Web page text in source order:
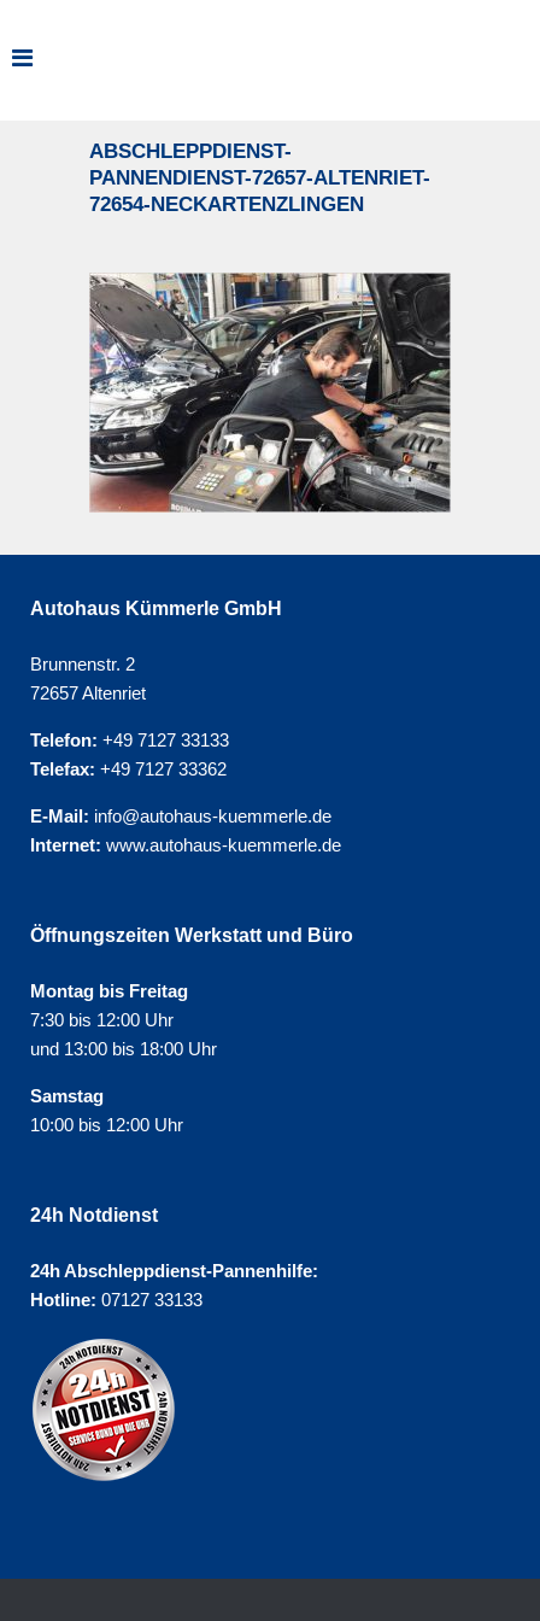
ABSCHLEPPDIENST-
PANNENDIENST-72657-ALTENRIET-
72654-NECKARTENZLINGEN
Autohaus Kümmerle GmbH
Brunnenstr. 2
72657 Altenriet
Telefon: +49 7127 33133
Telefax: +49 7127 33362
E-Mail: info@autohaus-kuemmerle.de
Internet: www.autohaus-kuemmerle.de
Öffnungszeiten Werkstatt und Büro
Montag bis Freitag
7:30 bis 12:00 Uhr
und 13:00 bis 18:00 Uhr
Samstag
10:00 bis 12:00 Uhr
24h Notdienst
24h Abschleppdienst-Pannenhilfe:
Hotline: 07127 33133